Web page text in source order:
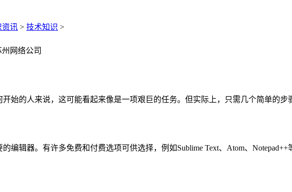
资讯 > 技术知识 >
州网络公司
始的人来说，这可能看起来像是一项艰巨的任务。但实际上，只需几个简单的
编辑器。有许多免费和付费选项可供选择，例如Sublime Text、Atom、